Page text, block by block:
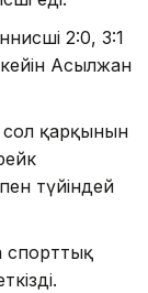
2:0, 3:1
Асылжан
сол қарқынын
түйіндей